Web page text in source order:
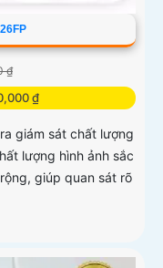
₫
₫
giám sát chất lượng
lượng hình ảnh sắc
giúp quan sát rõ